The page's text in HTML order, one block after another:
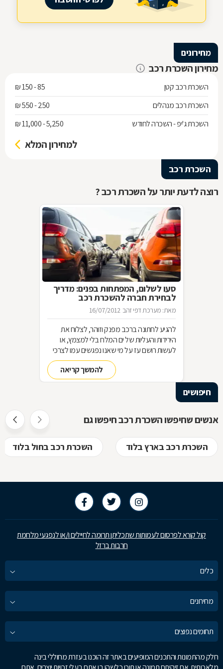
מחירונים
מחירון השכרת רכב
השכרת רכב קטן
85 - 150 ₪
השכרת רכב מנהלים
250 - 550 ₪
השכרת ג'יפ - השכרה לחודש
5,250 - 11,000 ₪
למחירון המלא
השכרת רכב
רוצה לדעת יותר על השכרת רכב ?
סעו לשלום, המפתחות בפנים: מדריך
לבחירת חברה להשכרת רכב
מאת: מערכת דפי זהב 16/07/2012
להגיע לחתונה ברכב מפנק וזוהר, לצלוח את
הירידות והעליות של ים המלח בלי למצמץ, או
לעשות רושם עז על מי שאנו נפגשים עמו לצרכי
עבודה. מתי בכלל מומלץ להשכיר רכב, מה
ההבדל בין השכרת רכב לליסינג, ומה צריך לבדוק
כשאנחנו חושבים להשכיר רכב בחו"ל? מורה
להמשך קריאה
חיפושים
אנשים שחיפשו השכרת רכב חיפשו גם
השכרת רכב בארץ בלוד השכרת רכב בחול בלוד
קול קורא לפרסום לעמותות שתכליתן תרומה לחיילים ו/או לנפגעי מלחמת
חרבות ברזל
כלים
מחירונים
תחומים נפוצים
חלק מהתמונות והתכנים המופיעים באתר זה הוכנו בעזרת מחוללי בינה